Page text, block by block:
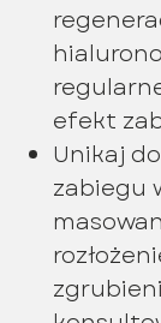
efekt
Unikaj
zabiegu